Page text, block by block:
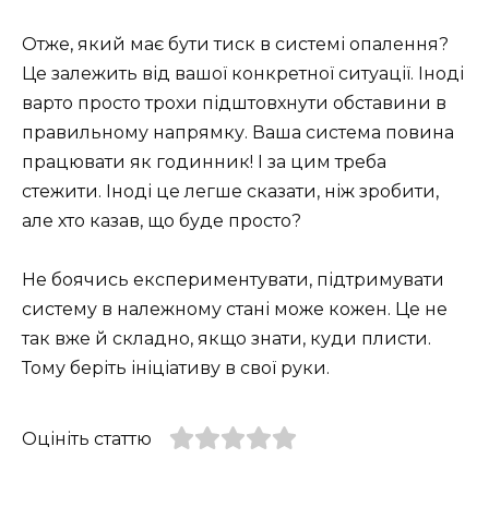
Отже, який має бути тиск в системі опалення?
Це залежить від вашої конкретної ситуації. Іноді
варто просто трохи підштовхнути обставини в
правильному напрямку. Ваша система повина
працювати як годинник! І за цим треба
стежити. Іноді це легше сказати, ніж зробити,
але хто казав, що буде просто?
Не боячись експериментувати, підтримувати
систему в належному стані може кожен. Це не
так вже й складно, якщо знати, куди плисти.
Тому беріть ініціативу в свої руки.
Оцініть статтю